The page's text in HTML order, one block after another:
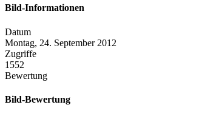
Bild-Informationen
Datum
Montag, 24. September 2012
Zugriffe
1552
Bewertung
Bild-Bewertung